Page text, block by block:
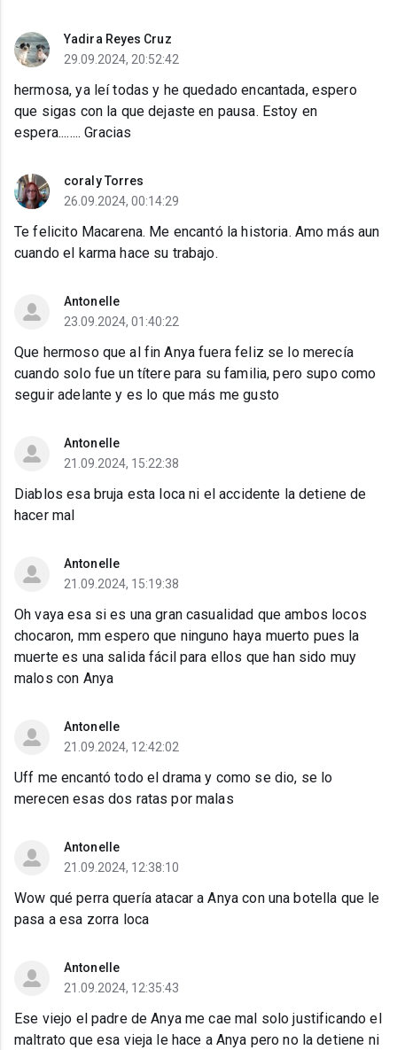
Yadira Reyes Cruz
29.09.2024, 20:52:42
hermosa, ya leí todas y he quedado encantada, espero
que sigas con la que dejaste en pausa. Estoy en
espera........ Gracias
coraly Torres
26.09.2024, 00:14:29
Te felicito Macarena. Me encantó la historia. Amo más aun
cuando el karma hace su trabajo.
Antonelle
23.09.2024, 01:40:22
Que hermoso que al fin Anya fuera feliz se lo merecía
cuando solo fue un títere para su familia, pero supo como
seguir adelante y es lo que más me gusto
Antonelle
21.09.2024, 15:22:38
Diablos esa bruja esta loca ni el accidente la detiene de
hacer mal
Antonelle
21.09.2024, 15:19:38
Oh vaya esa si es una gran casualidad que ambos locos
chocaron, mm espero que ninguno haya muerto pues la
muerte es una salida fácil para ellos que han sido muy
malos con Anya
Antonelle
21.09.2024, 12:42:02
Uff me encantó todo el drama y como se dio, se lo
merecen esas dos ratas por malas
Antonelle
21.09.2024, 12:38:10
Wow qué perra quería atacar a Anya con una botella que le
pasa a esa zorra loca
Antonelle
21.09.2024, 12:35:43
Ese viejo el padre de Anya me cae mal solo justificando el
maltrato que esa vieja le hace a Anya pero no la detiene ni